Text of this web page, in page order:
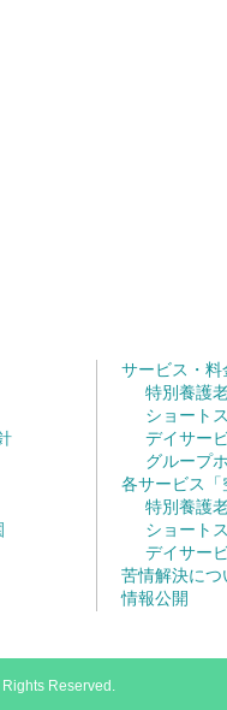
サービス・料
特別養護
ショート
デイサー
グループ
各サービス「
特別養護
ショート
デイサー
苦情解決につ
情報公開
Reserved.